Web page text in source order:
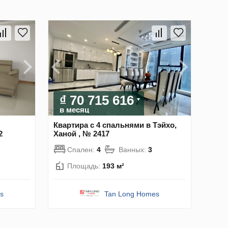
₫ 70 715 616
в месяц
Квартира с 4 спальнями в Тэйхо,
Ханой , № 2417
Спален: 4 Ванных: 3
Площадь: 193 м²
Tan Long Homes